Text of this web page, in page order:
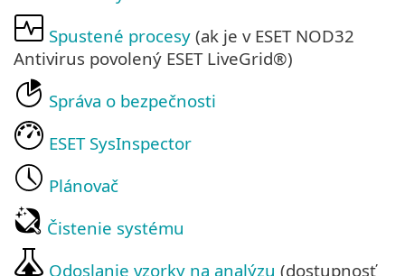
Spustené procesy (ak je v ESET NOD32
Antivirus povolený ESET LiveGrid®)
Správa o bezpečnosti
ESET SysInspector
Plánovač
Čistenie systému
Odoslanie vzorky na analýzu (dostupnosť